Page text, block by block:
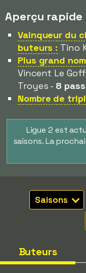
Aperçu rapide
Vainqueur du
buteurs : Tino
Plus grand
Vincent Le
Troyes - 8
Nombre de
Ligue 2 est
saisons. La
Saisons
Buteurs